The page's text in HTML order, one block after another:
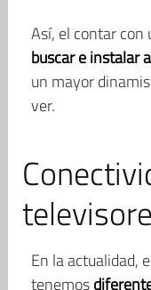
Así, el contar con
buscar e instalar
un mayor
ver.
En la actualidad,
tenemos